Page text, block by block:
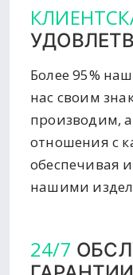
Более 95%
нас своим
производим,
отношения с
обеспечивая
нашими
24/7